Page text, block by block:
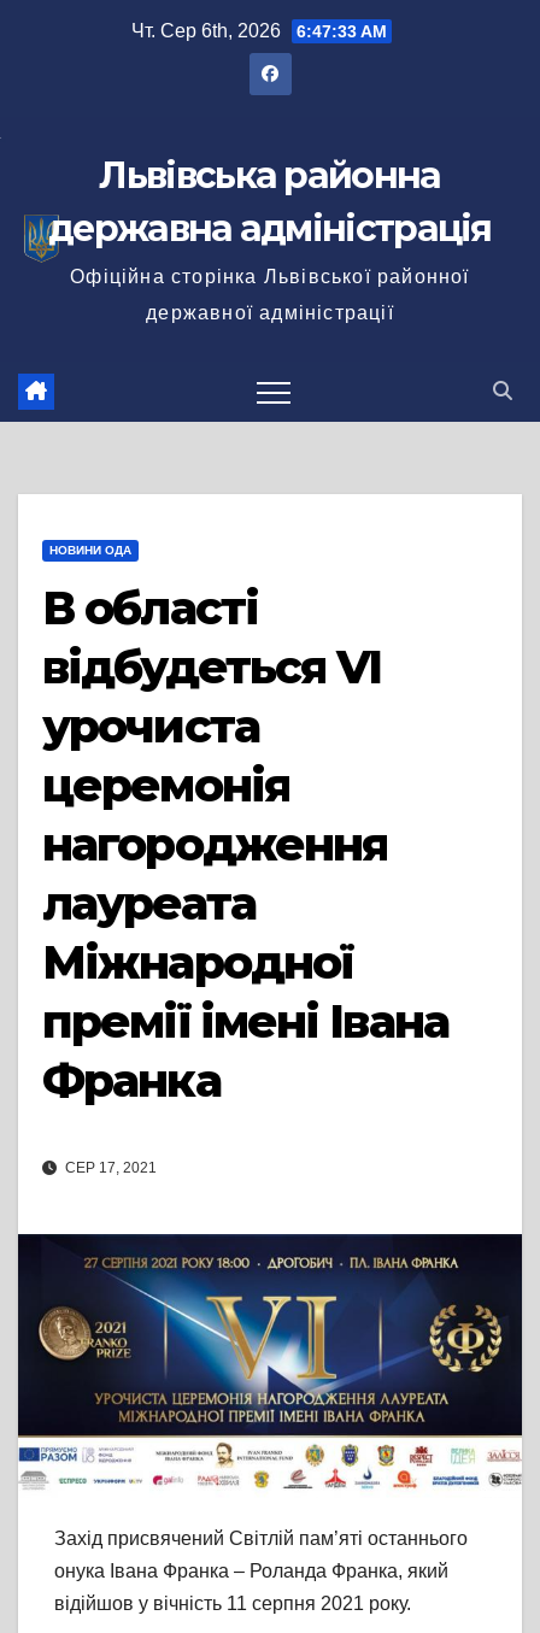
Чт. Сер 6th, 2026 6:47:34 AM
Львівська районна
державна адміністрація
Офіційна сторінка Львівської районної
державної адміністрації
НОВИНИ ОДА
В області
відбудеться VI
урочиста
церемонія
нагородження
лауреата
Міжнародної
премії імені Івана
Франка
СЕР 17, 2021
Захід присвячений Світлій пам’яті останнього
онука Івана Франка – Роланда Франка, який
відійшов у вічність 11 серпня 2021 року.